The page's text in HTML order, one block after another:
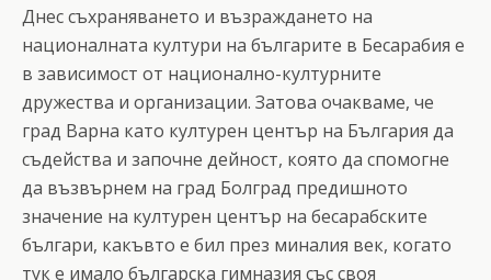
Днес съхраняването и възраждането на
националната култури на българите в Бесарабия е
в зависимост от национално-културните
дружества и организации. Затова очакваме, че
град Варна като културен център на България да
съдейства и започне дейност, която да спомогне
да възвърнем на град Болград предишното
значение на културен център на бесарабските
българи, какъвто е бил през миналия век, когато
тук е имало българска гимназия със своя